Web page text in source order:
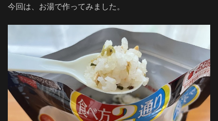
今回は、お湯で作ってみました。